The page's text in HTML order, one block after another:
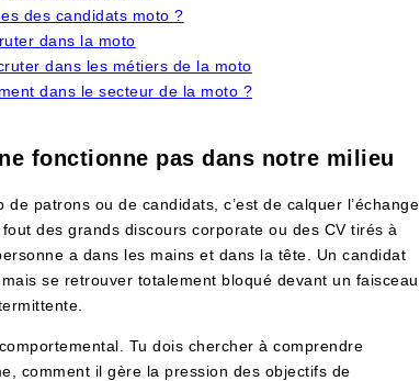
des candidats moto ?
dans la moto
dans les métiers de la moto
dans le secteur de la moto ?
fonctionne pas dans notre milieu
patrons ou de candidats, c’est de calquer l’échange
des grands discours corporate ou des CV tirés à
a dans les mains et dans la tête. Un candidat
se retrouver totalement bloqué devant un faisceau
Tu dois chercher à comprendre
comment il gère la pression des objectifs de